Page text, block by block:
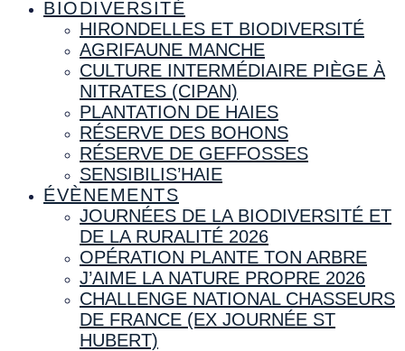
BIODIVERSITÉ
HIRONDELLES ET BIODIVERSITÉ
AGRIFAUNE MANCHE
CULTURE INTERMÉDIAIRE PIÈGE À
NITRATES (CIPAN)
PLANTATION DE HAIES
RÉSERVE DES BOHONS
RÉSERVE DE GEFFOSSES
SENSIBILIS’HAIE
ÉVÈNEMENTS
JOURNÉES DE LA BIODIVERSITÉ ET
DE LA RURALITÉ 2026
OPÉRATION PLANTE TON ARBRE
J’AIME LA NATURE PROPRE 2026
CHALLENGE NATIONAL CHASSEURS
DE FRANCE (EX JOURNÉE ST
HUBERT)